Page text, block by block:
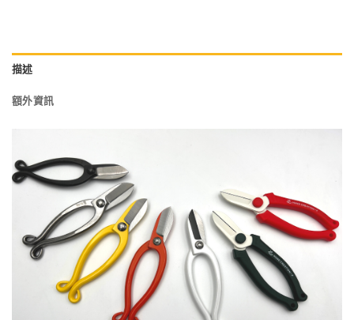
描述
額外資訊